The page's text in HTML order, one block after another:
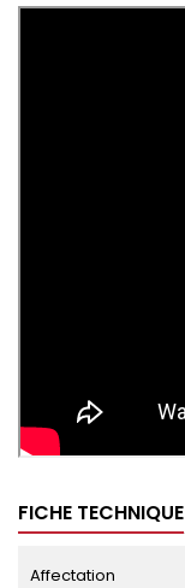
FICHE TECHNIQUE
Affectation